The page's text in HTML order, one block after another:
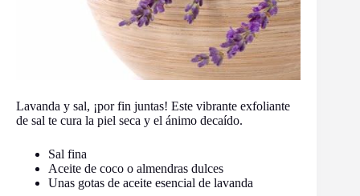
Lavanda y sal, ¡por fin juntas! Este vibrante exfoliante
de sal te cura la piel seca y el ánimo decaído.
Sal fina
Aceite de coco o almendras dulces
Unas gotas de aceite esencial de lavanda